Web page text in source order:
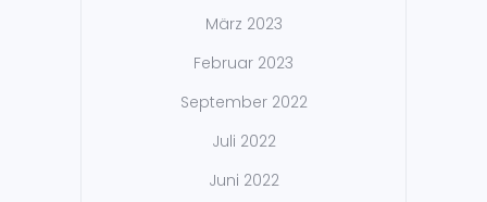
März 2023
Februar 2023
September 2022
Juli 2022
Juni 2022